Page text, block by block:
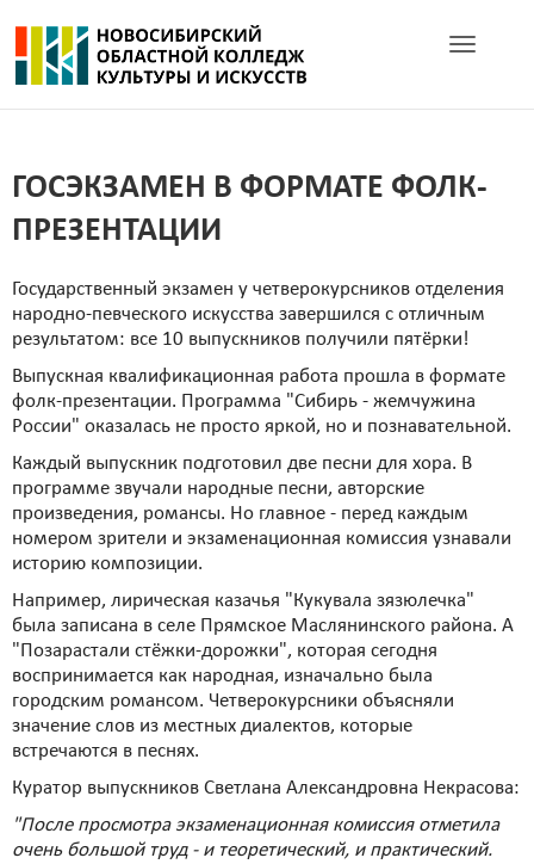
Toggle
ГОСЭКЗАМЕН В ФОРМАТЕ ФОЛК-
ПРЕЗЕНТАЦИИ
Государственный экзамен у четверокурсников отделения
народно-певческого искусства завершился с отличным
результатом: все 10 выпускников получили пятёрки!
Выпускная квалификационная работа прошла в формате
фолк-презентации. Программа "Сибирь - жемчужина
России" оказалась не просто яркой, но и познавательной.
Каждый выпускник подготовил две песни для хора. В
программе звучали народные песни, авторские
произведения, романсы. Но главное - перед каждым
номером зрители и экзаменационная комиссия узнавали
историю композиции.
Например, лирическая казачья "Кукувала зязюлечка"
была записана в селе Прямское Маслянинского района. А
"Позарастали стёжки-дорожки", которая сегодня
воспринимается как народная, изначально была
городским романсом. Четверокурсники объясняли
значение слов из местных диалектов, которые
встречаются в песнях.
Куратор выпускников Светлана Александровна Некрасова:
"После просмотра экзаменационная комиссия отметила
очень большой труд - и теоретический, и практический.